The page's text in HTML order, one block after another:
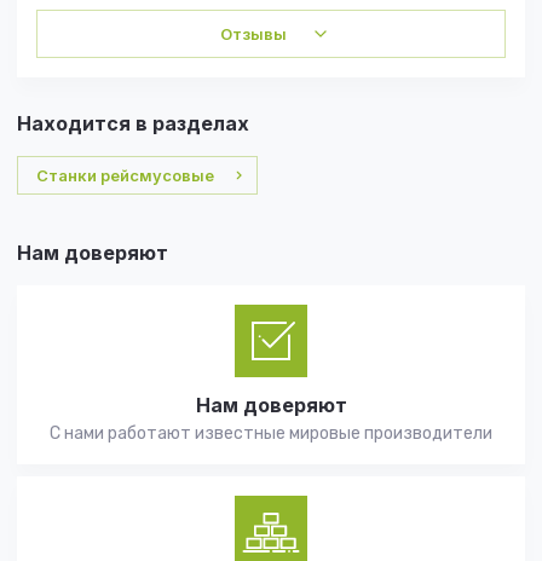
Отзывы
Находится в разделах
Станки рейсмусовые
Нам доверяют
Нам доверяют
С нами работают известные мировые производители